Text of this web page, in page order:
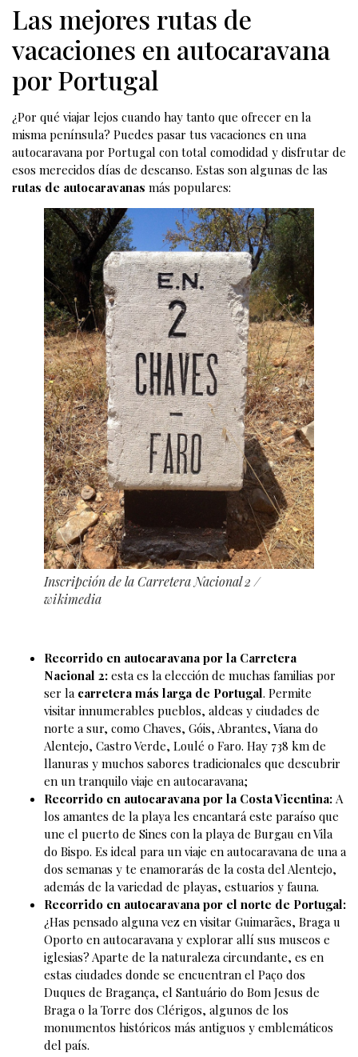
Las mejores rutas de
vacaciones en autocaravana
por Portugal
¿Por qué viajar lejos cuando hay tanto que ofrecer en la
misma península? Puedes pasar tus vacaciones en una
autocaravana por Portugal con total comodidad y disfrutar de
esos merecidos días de descanso. Estas son algunas de las
rutas de autocaravanas más populares:
Inscripción de la Carretera Nacional 2 /
wikimedia
Recorrido en autocaravana por la Carretera
Nacional 2: esta es la elección de muchas familias por
ser la carretera más larga de Portugal. Permite
visitar innumerables pueblos, aldeas y ciudades de
norte a sur, como Chaves, Góis, Abrantes, Viana do
Alentejo, Castro Verde, Loulé o Faro. Hay 738 km de
llanuras y muchos sabores tradicionales que descubrir
en un tranquilo viaje en autocaravana;
Recorrido en autocaravana por la Costa Vicentina: A
los amantes de la playa les encantará este paraíso que
une el puerto de Sines con la playa de Burgau en Vila
do Bispo. Es ideal para un viaje en autocaravana de una a
dos semanas y te enamorarás de la costa del Alentejo,
además de la variedad de playas, estuarios y fauna.
Recorrido en autocaravana por el norte de Portugal:
¿Has pensado alguna vez en visitar Guimarães, Braga u
Oporto en autocaravana y explorar allí sus museos e
iglesias? Aparte de la naturaleza circundante, es en
estas ciudades donde se encuentran el Paço dos
Duques de Bragança, el Santuário do Bom Jesus de
Braga o la Torre dos Clérigos, algunos de los
monumentos históricos más antiguos y emblemáticos
del país.